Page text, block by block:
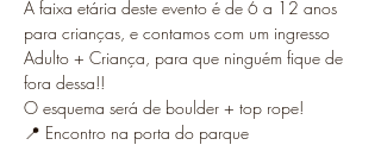
A faixa etária deste evento é de 6 a 12 anos
para crianças, e contamos com um ingresso
Adulto + Criança, para que ninguém fique de
fora dessa!!
O esquema será de boulder + top rope!
📍 Encontro na porta do parque